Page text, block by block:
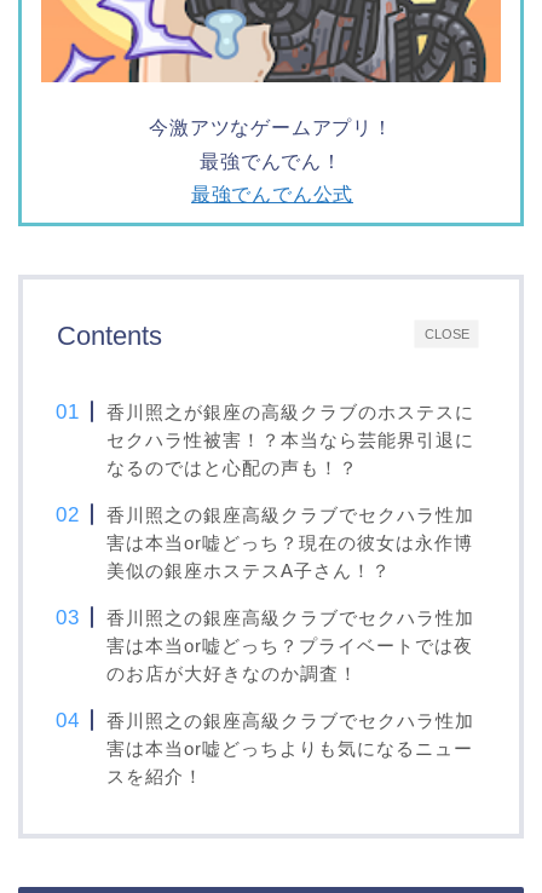
今激アツなゲームアプリ！
最強でんでん！
最強でんでん公式
CLOSE
Contents
香川照之が銀座の高級クラブのホステスに
セクハラ性被害！？本当なら芸能界引退に
なるのではと心配の声も！？
香川照之の銀座高級クラブでセクハラ性加
害は本当or嘘どっち？現在の彼女は永作博
美似の銀座ホステスA子さん！？
香川照之の銀座高級クラブでセクハラ性加
害は本当or嘘どっち？プライベートでは夜
のお店が大好きなのか調査！
香川照之の銀座高級クラブでセクハラ性加
害は本当or嘘どっちよりも気になるニュー
スを紹介！